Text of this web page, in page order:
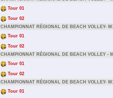
Tour 01
Tour 02
CHAMPIONNAT RÉGIONAL DE BEACH VOLLEY-
Tour 01
Tour 02
CHAMPIONNAT RÉGIONAL DE BEACH VOLLEY -
Tour 01
Tour 02
CHAMPIONNAT RÉGIONAL DE BEACH VOLLEY-
Tour 01